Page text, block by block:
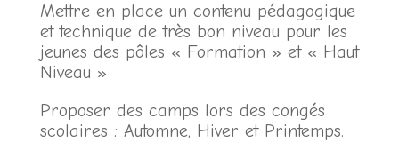
Mettre en place un contenu pédagogique
et technique de très bon niveau pour les
jeunes des pôles « Formation » et « Haut
Niveau »
Proposer des camps lors des congés
scolaires : Automne, Hiver et Printemps.